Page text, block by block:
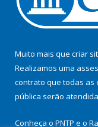
Muito mais que criar
Realizamos uma
contrato que todas as
pública serão
Conheça o PNTP e o